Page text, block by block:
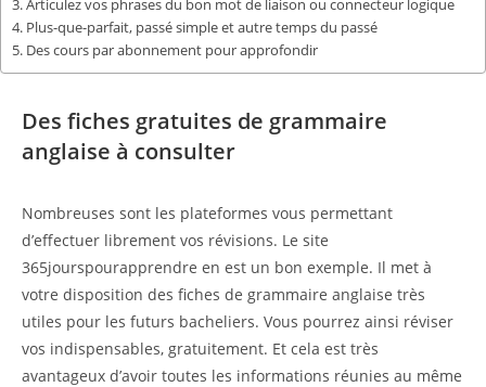
Articulez vos phrases du bon mot de liaison ou connecteur logique
Plus-que-parfait, passé simple et autre temps du passé
Des cours par abonnement pour approfondir
Des fiches gratuites de grammaire
anglaise à consulter
Nombreuses sont les plateformes vous permettant
d’effectuer librement vos révisions. Le site
365jourspourapprendre en est un bon exemple. Il met à
votre disposition des fiches de grammaire anglaise très
utiles pour les futurs bacheliers. Vous pourrez ainsi réviser
vos indispensables, gratuitement. Et cela est très
avantageux d’avoir toutes les informations réunies au même